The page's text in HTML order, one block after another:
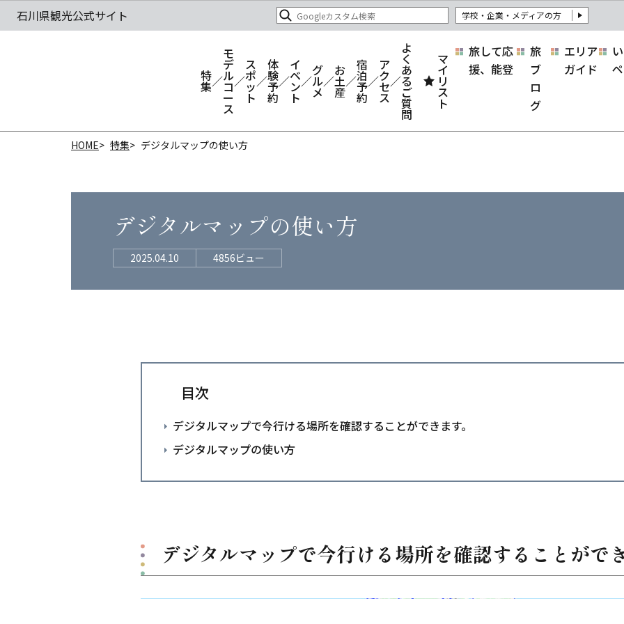
学校・企業・メディアの方
特
集
モ
デ
ル
コ
ー
ス
ス
ポ
ッ
ト
体
験
予
約
イ
ベ
ン
ト
グ
ル
メ
お
土
産
宿
泊
予
約
ア
ク
セ
ス
よ
く
あ
る
ご
質
問
マ
イ
リ
ス
ト
旅して応
援、能登
旅
ブ
ロ
グ
エリア
ガイド
HOME 特集 デジタルマップの使い方
デジタルマップの使い方
2025.04.10 4856ビュー
目次
デジタルマップで今行ける場所を確認することができます。
デジタルマップの使い方
デジタルマップで今行ける場所を確認することがで